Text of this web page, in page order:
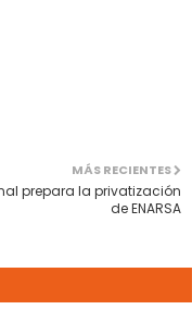
MÁS RECIENTES
prepara la privatización
de ENARSA